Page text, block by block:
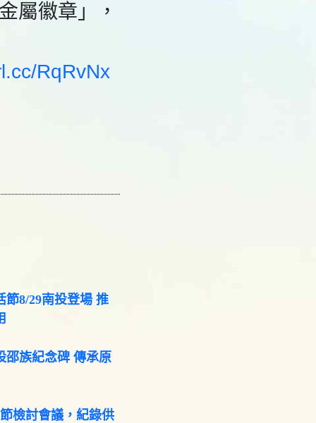
屬徽章」，
RqRvNx
節8/29南投登場 推
邵族紀念碑 傳承原
檢討會議，紀錄供